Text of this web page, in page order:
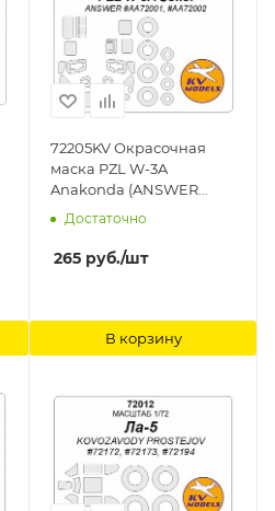
72205KV Окрасочная
маска PZL W-3A
Anakonda (ANSWER
#AA72001, #AA72002) +
маски на диски и колеса
KV Models
Достаточно
265 руб./шт
В корзину